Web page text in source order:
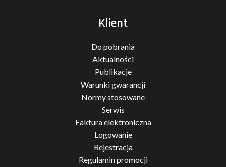
Klient
Do pobrania
Aktualności
Publikacje
Warunki gwarancji
Normy stosowane
Serwis
Faktura elektroniczna
Logowanie
Rejestracja
Regulamin promocji